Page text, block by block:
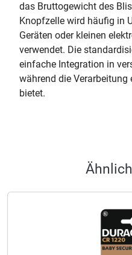
das Bruttogewicht des
Knopfzelle wird häufig in
Geräten oder kleinen
verwendet. Die
einfache Integration in
während die
bietet.